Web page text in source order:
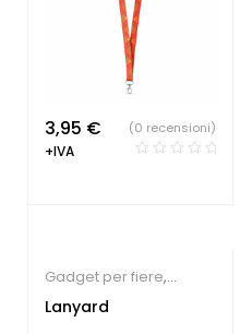
3,95 €
+IVA
(0 recensioni)
Gadget per fiere,
Lanyard
Lanyard